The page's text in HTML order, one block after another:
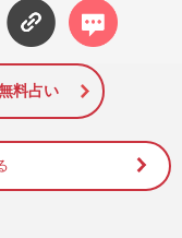
『週刊女性』の誌
利用者層にとって
リライトして配信
コメン
ト
料占い